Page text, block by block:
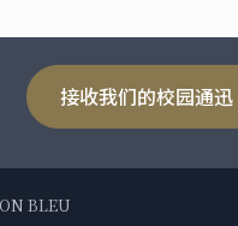
接收我们的校园通迅
BLEU